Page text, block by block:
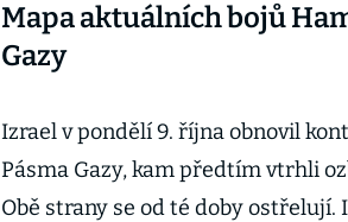
Mapa aktuálních bojů
Gazy
Izrael v pondělí 9. října obnovil
Pásma Gazy, kam předtím vtrhli
Obě strany se od té doby